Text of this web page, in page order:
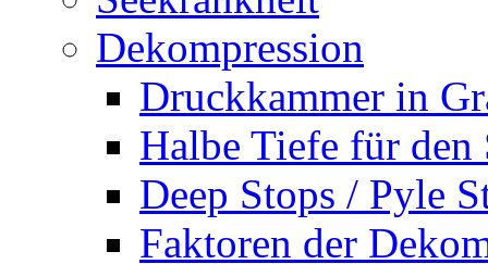
Dekompression
Druckkammer in
Halbe Tiefe für den
Deep Stops / Pyle
Faktoren der